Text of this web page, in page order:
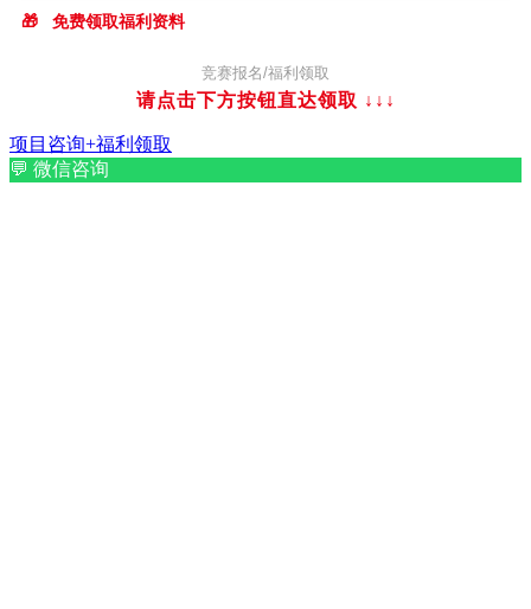
🎁 免费领取福利资料
竞赛报名/福利领取
请点击下方按钮直达领取 ↓↓↓
项目咨询+福利领取
💬 微信咨询